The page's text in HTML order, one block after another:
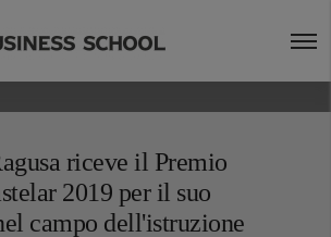
riceve il Premio
2019 per il suo
campo dell'istruzione